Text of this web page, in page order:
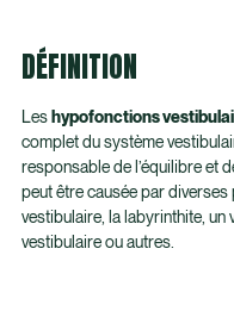
DÉFINITION
Les hypofonctions
complet du système
responsable de l’équilibre et
peut être causée par
vestibulaire, la labyrinthite, un
vestibulaire ou autres.